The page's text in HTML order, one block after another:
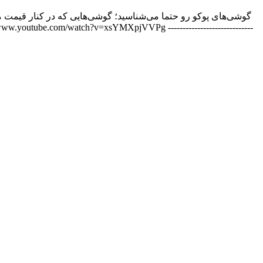
گوشی‌های پوکو رو حتما می‌شناسید؛ گوشی‌هایی که در کنار قیمت